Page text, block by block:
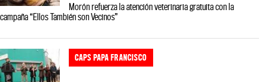
Morón refuerza la atención veterinaria gratuita con la
campaña “Ellos También son Vecinos”
CAPS PAPA FRANCISCO